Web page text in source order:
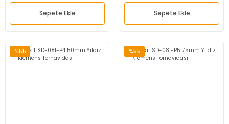
Sepete Ekle Sepete Ekle
%55 %55